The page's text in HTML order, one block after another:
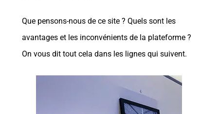
Que pensons-nous de ce site ? Quels sont les
avantages et les inconvénients de la plateforme ?
On vous dit tout cela dans les lignes qui suivent.